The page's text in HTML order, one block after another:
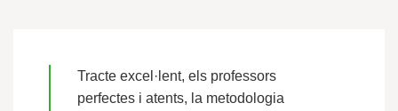
Tracte excel·lent, els professors
perfectes i atents, la metodologia